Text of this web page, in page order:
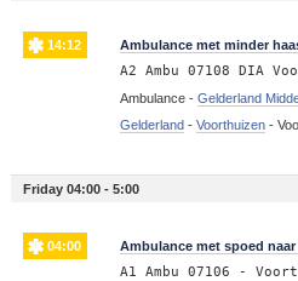
14:12 Ambulance met minder
A2 Ambu 07108 DIA
Ambulance - Gelderland
Gelderland- Voorthuizen-
Friday 04:00 - 5:00
04:00 Ambulance met spoed
A1 Ambu 07106 -